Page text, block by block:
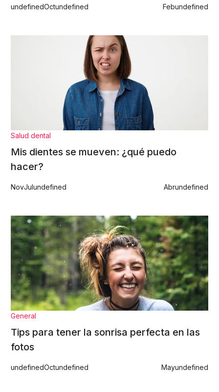
undefinedOctundefined Febundefined
Salud dental
Mis dientes se mueven: ¿qué puedo
hacer?
NovJulundefined Abrundefined
General
Tips para tener la sonrisa perfecta en las
fotos
undefinedOctundefined Mayundefined